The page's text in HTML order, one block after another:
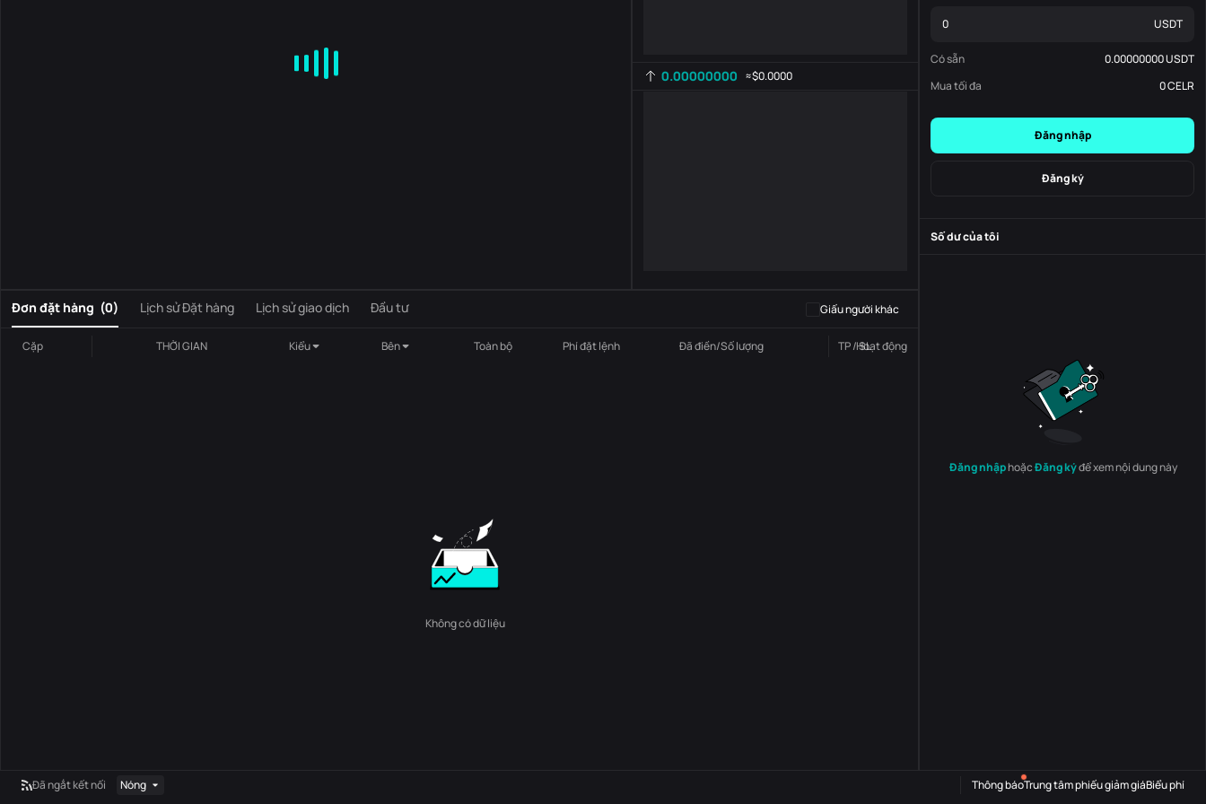
0.00000000 ≈$0.0000
-
Đơn đặt hàng (0) Lịch sử Đặt hàng Lịch sử giao dịch Đầu tư Giấu người khác
Cặp THỜI GIAN Kiểu Bên Toàn bộ Phí đặt lệnh Đã điền/Số lượng TP / SLHoạt động
Không có dữ liệu
USDT
Có sẵn 0.00000000USDT
Mua tối đa
0CELR
Đăng nhập
Đăng ký
Số dư của tôi
Đăng nhậphoặcĐăng kýđể xem nội dung này
Đã ngắt kết nối Nóng Thông báoTrung tâm phiếu giảm giáBiểu phí